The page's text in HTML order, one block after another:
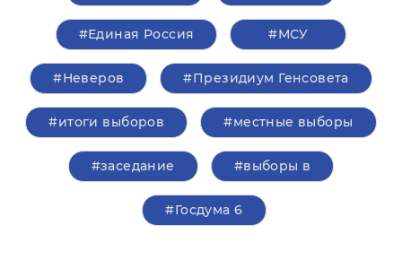
#Единая Россия #МСУ
#Неверов #Президиум Генсовета
#итоги выборов #местные выборы
#заседание #выборы в
#Госдума 6